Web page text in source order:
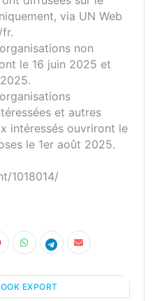
via UN Web
non
le 16 juin 2025 et
et autres
intéressés ouvriront le
le 1er août 2025.
1018014/
EXPORT